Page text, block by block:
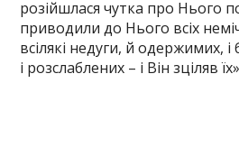
розійшлася чутка про Нього по
приводили до Нього всіх
всілякі недуги, й одержимих, і
і розслаблених – і Він зціляв